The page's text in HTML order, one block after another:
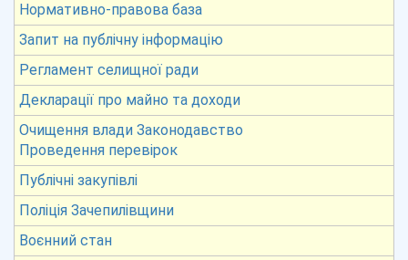
Нормативно-правова база
Запит на публічну інформацію
Регламент селищної ради
Декларації про майно та доходи
Очищення влади Законодавство
Проведення перевірок
Публічні закупівлі
Поліція Зачепилівщини
Воєнний стан